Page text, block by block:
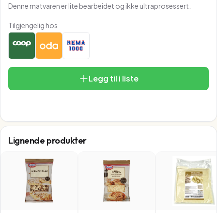
Denne matvaren er lite bearbeidet og ikke ultraprosessert.
Tilgjengelig hos
Legg til i liste
Lignende produkter